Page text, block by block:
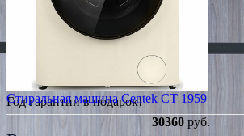
Год гарантии в подарок!
Стиральная машина Centek CT 1959
30360 руб.